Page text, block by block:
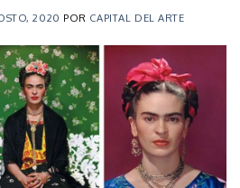
2020 POR CAPITAL DEL ARTE